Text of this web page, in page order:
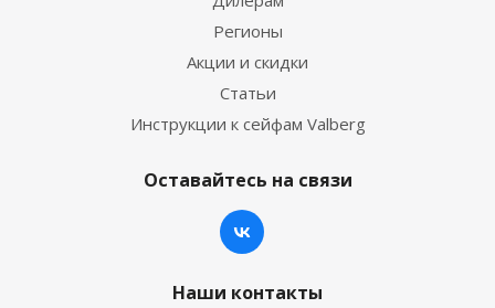
Регионы
Акции и скидки
Статьи
Инструкции к сейфам Valberg
Оставайтесь на связи
Наши контакты